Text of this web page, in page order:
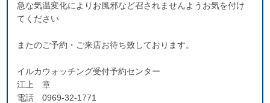
急な気温変化によりお風邪など召されませんようお気を付け
てください
またのご予約・ご来店お待ち致しております。
イルカウォッチング受付予約センター
江上 章
電話 0969-32-1771